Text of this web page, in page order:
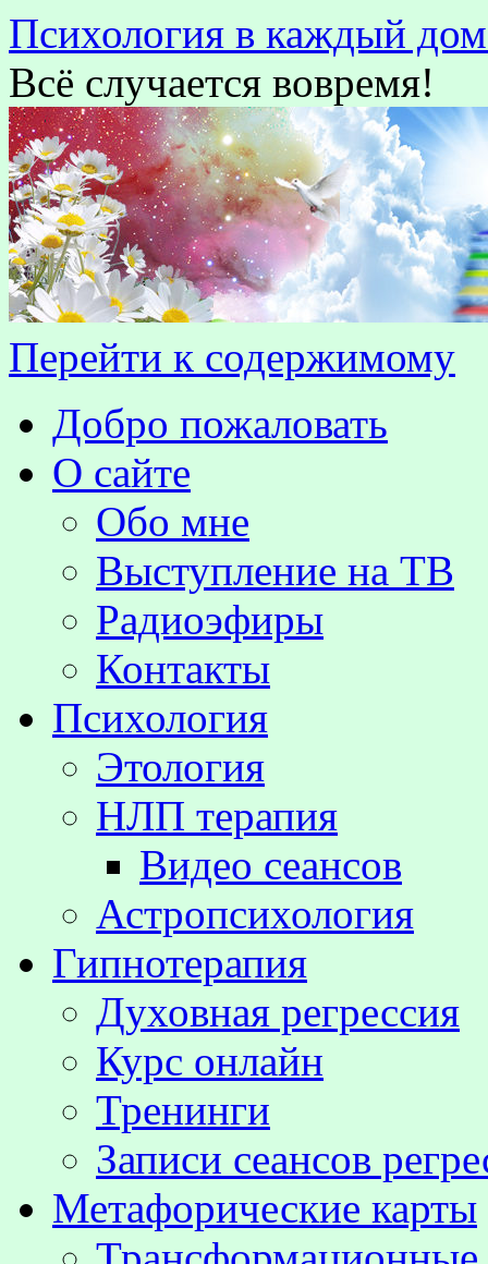
Психология в каждый
Всё случается вовремя!
Перейти к содержимому
Добро пожаловать
О сайте
Обо мне
Выступление на TВ
Радиоэфиры
Контакты
Психология
Этология
НЛП терапия
Видео сеансов
Астропсихология
Гипнотерапия
Духовная регрессия
Курс онлайн
Тренинги
Записи сеансов
Метафорические карты